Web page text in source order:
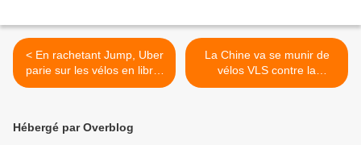
< En rachetant Jump, Uber
parie sur les vélos en libre-
service
La Chine va se munir de
vélos VLS contre la
pollution pour purifier l'air >
Hébergé par Overblog